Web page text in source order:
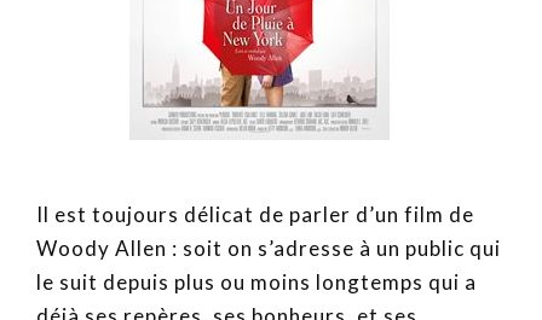
Il est toujours délicat de parler d’un film de
Woody Allen : soit on s’adresse à un public qui
le suit depuis plus ou moins longtemps qui a